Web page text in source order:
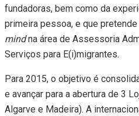
fundadoras, bem como da
primeira pessoa, e que
mindna área de Assessoria
Serviços para E(i)migrantes.
Para 2015, o objetivo é
e avançar para a abertura de 3
Algarve e Madeira). A